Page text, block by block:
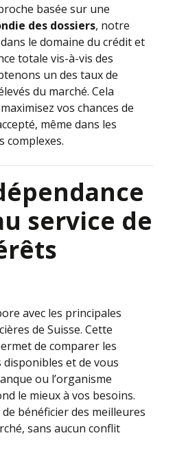
basée sur une
des dossiers, notre
le domaine du crédit et
totale vis-à-vis des
un des taux de
du marché. Cela
vos chances de
même dans les
complexes.
service de
avec les principales
de Suisse. Cette
de comparer les
et de vous
ou l’organisme
le mieux à vos besoins.
bénéficier des meilleures
sans aucun conflit